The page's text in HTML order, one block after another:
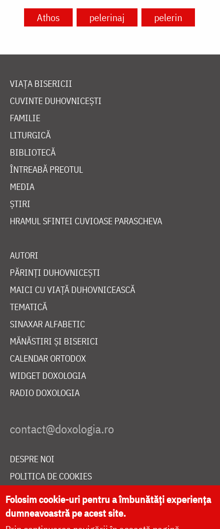
Athos pelerinaj pelerin
VIAȚA BISERICII
CUVINTE DUHOVNICEȘTI
FAMILIE
LITURGICĂ
BIBLIOTECĂ
ÎNTREABĂ PREOTUL
MEDIA
ȘTIRI
HRAMUL SFINTEI CUVIOASE PARASCHEVA
AUTORI
PĂRINȚI DUHOVNICEȘTI
MAICI CU VIAȚĂ DUHOVNICEASCĂ
TEMATICĂ
SINAXAR ALFABETIC
MĂNĂSTIRI ȘI BISERICI
CALENDAR ORTODOX
WIDGET DOXOLOGIA
RADIO DOXOLOGIA
DESPRE NOI
POLITICA DE COOKIES
DONEAZĂ ONLINE PENTRU CATEDRALA NAȚIONALĂ
Folosim cookie-uri pentru a îmbunătăți experiența
dumneavoastră pe acest site.